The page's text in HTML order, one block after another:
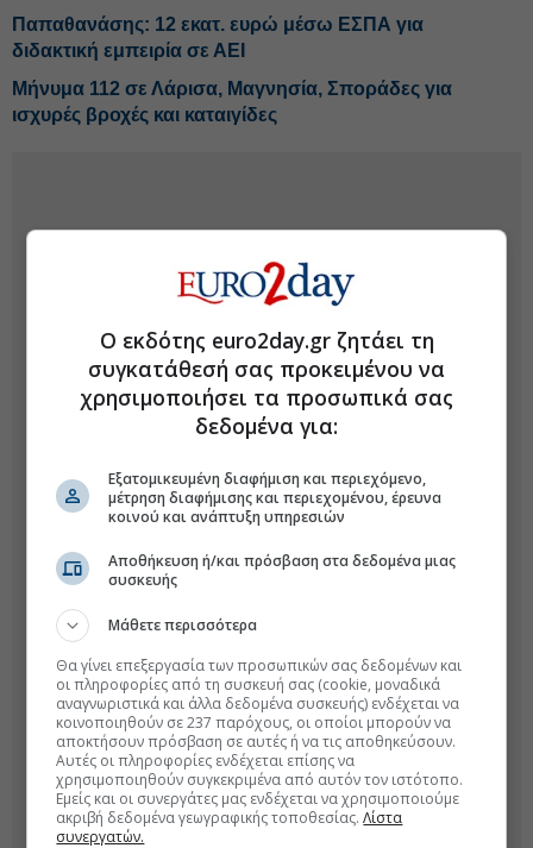
Παπαθανάσης: 12 εκατ. ευρώ μέσω ΕΣΠΑ για
διδακτική εμπειρία σε ΑΕΙ
Μήνυμα 112 σε Λάρισα, Μαγνησία, Σποράδες για
ισχυρές βροχές και καταιγίδες
Ο εκδότης euro2day.gr ζητάει τη
συγκατάθεσή σας προκειμένου να
χρησιμοποιήσει τα προσωπικά σας
δεδομένα για:
Εξατομικευμένη διαφήμιση και περιεχόμενο,
μέτρηση διαφήμισης και περιεχομένου, έρευνα
κοινού και ανάπτυξη υπηρεσιών
Αποθήκευση ή/και πρόσβαση στα δεδομένα μιας
συσκευής
Μάθετε περισσότερα
Θα γίνει επεξεργασία των προσωπικών σας δεδομένων και
οι πληροφορίες από τη συσκευή σας (cookie, μοναδικά
αναγνωριστικά και άλλα δεδομένα συσκευής) ενδέχεται να
κοινοποιηθούν σε 237 παρόχους, οι οποίοι μπορούν να
αποκτήσουν πρόσβαση σε αυτές ή να τις αποθηκεύσουν.
Αυτές οι πληροφορίες ενδέχεται επίσης να
χρησιμοποιηθούν συγκεκριμένα από αυτόν τον ιστότοπο.
Εμείς και οι συνεργάτες μας ενδέχεται να χρησιμοποιούμε
ακριβή δεδομένα γεωγραφικής τοποθεσίας.Λίστα
συνεργατών.